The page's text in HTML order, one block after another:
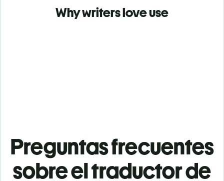
Why writers love use
Preguntas frecuentes
sobre el traductor de